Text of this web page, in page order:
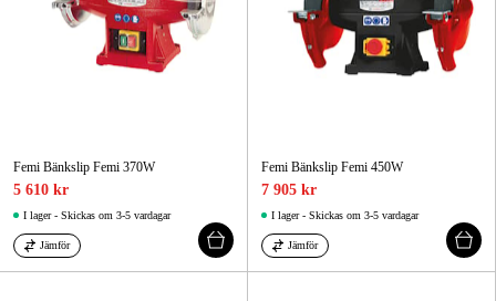
Femi Bänkslip Femi 370W
5 610 kr
I lager - Skickas om 3-5 vardagar
Jämför
Femi Bänkslip Femi 450W
7 905 kr
I lager - Skickas om 3-5 vardagar
Jämför